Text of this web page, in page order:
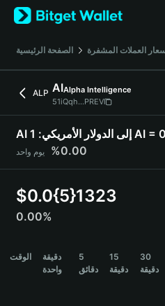
English
日本語
Русский
Español (Latinoamérica)
Türkçe
Deutsch
简体中文
Português (Portugal)
Bahasa Indonesia
বাংলা
الصفحة الرئيسية العملات المشفرة
ALP AIAlpha Intelligence
51iQqh...PREV
AI إلى الدولار الأمريكي:
0.00%
يوم واحد
$0.0{5}1323
0.00%
الوقت
دقيقة
واحدة
5
دقائق
15
دقيقة
30
دقيقة